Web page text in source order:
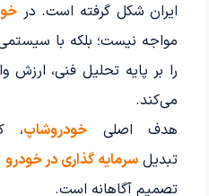
ایران شکل گرفته است. در
مواجه نیست؛ بلکه با
را بر پایه تحلیل فنی، ارزش
می‌کند.
هدف اصلی خودروشاپ،
تبدیلسرمایه گذاری در خودرو
تصمیم آگاهانه است.